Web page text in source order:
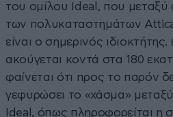
του ομίλου Ideal, που μεταξύ
των πολυκαταστημάτων
είναι ο σημερινός
ακούγεται κοντά στα 180
φαίνεται ότι προς το παρόν
γεφυρώσει το «χάσμα»
Ideal, όπως πληροφορείται η